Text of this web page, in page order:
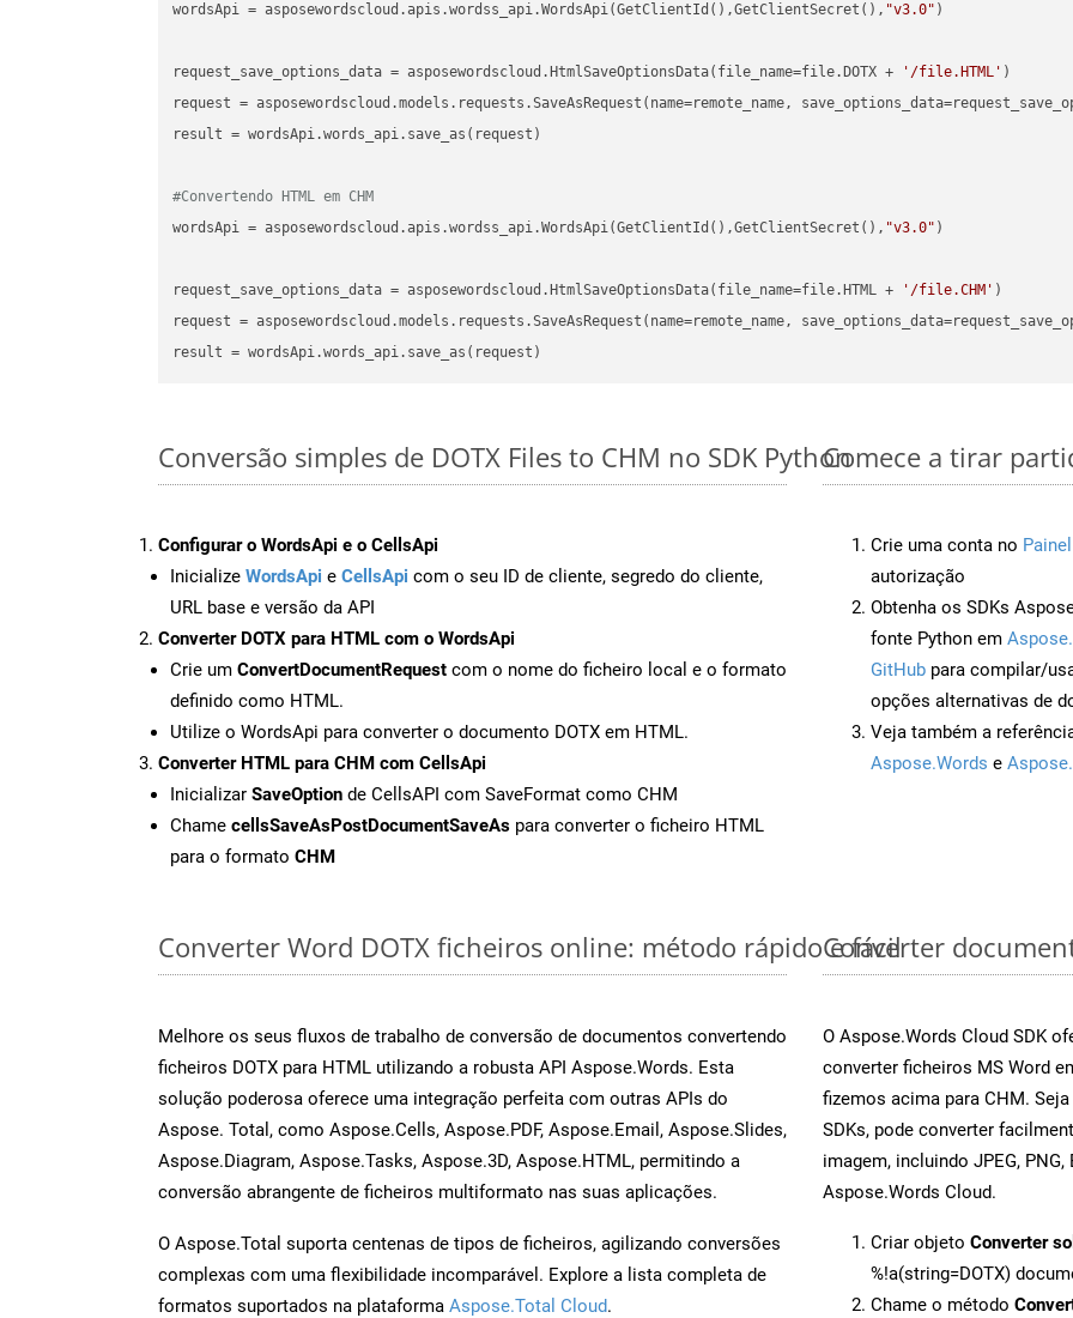
wordsApi = asposewordscloud.apis.wordss_api.WordsApi(GetClientId(),GetClientSecret(), "v3.0" )
request_save_options_data = asposewordscloud.HtmlSaveOptionsData(file_name=file.DOTX + '/file.HTML'
request
result = wordsApi.words_api.save_as(request)
#Convertendo HTML em CHM
wordsApi = asposewordscloud.apis.wordss_api.WordsApi(GetClientId(),GetClientSecret(), "v3.0" )
request_save_options_data = asposewordscloud.HtmlSaveOptionsData(file_name=file.HTML + '/file.CHM'
request
result
Conversão simples de DOTX Files to CHM no SDK Python
Configurar o WordsApi e o CellsApi
Inicialize WordsApi e CellsApi com o seu ID de cliente, segredo do cliente,
URL base e versão da API
Converter DOTX para HTML com o WordsApi
Crie um ConvertDocumentRequest com o nome do ficheiro local e o formato
definido como HTML.
Utilize o WordsApi para converter o documento DOTX em HTML.
Converter HTML para CHM com CellsApi
Inicializar SaveOption de CellsAPI com SaveFormat como CHM
Chame cellsSaveAsPostDocumentSaveAs para converter o ficheiro HTML
para o formato CHM
Comece a tirar
Crie uma conta no Painel
autorização
Obtenha os SDKs
fonte Python em
GitHub para compilar/
opções alternativas de
Veja também a
Aspose.Words e
Converter Word DOTX ficheiros online: método rápido e fácil
Melhore os seus fluxos de trabalho de conversão de documentos convertendo
ficheiros DOTX para HTML utilizando a robusta API Aspose.Words. Esta
solução poderosa oferece uma integração perfeita com outras APIs do
Aspose. Total, como Aspose.Cells, Aspose.PDF, Aspose.Email, Aspose.Slides,
Aspose.Diagram, Aspose.Tasks, Aspose.3D, Aspose.HTML, permitindo a
conversão abrangente de ficheiros multiformato nas suas aplicações.
O Aspose.Total suporta centenas de tipos de ficheiros, agilizando conversões
complexas com uma flexibilidade incomparável. Explore a lista completa de
formatos suportados na plataforma Aspose.Total Cloud.
Converter
O Aspose.Words Cloud SDK
converter ficheiros MS Word
fizemos acima para CHM.
SDKs, pode converter
imagem, incluindo JPEG, PNG,
Aspose.Words Cloud.
Criar objeto Converter
%!a(string=DOTX)
Chame o método